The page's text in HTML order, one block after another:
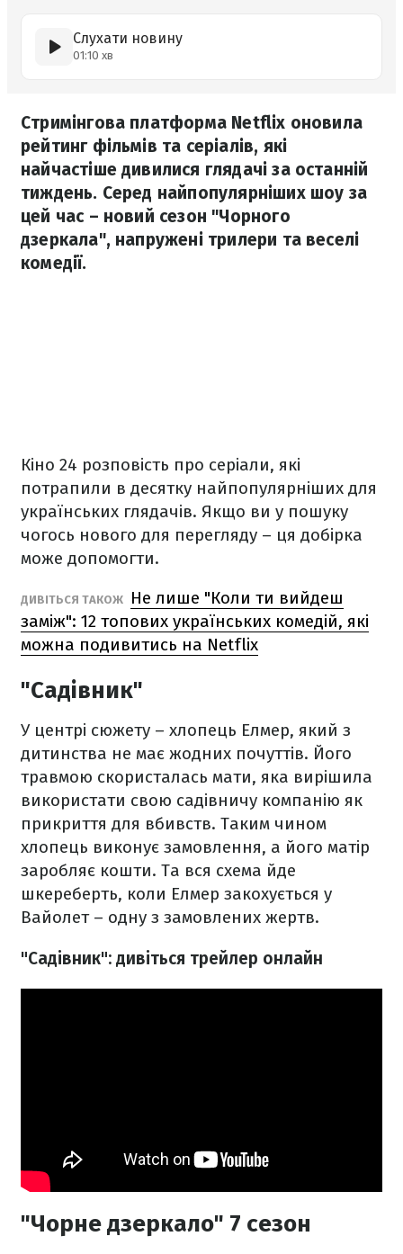
Слухати новину
01:10 хв
Стримінгова платформа Netflix оновила
рейтинг фільмів та серіалів, які
найчастіше дивилися глядачі за останній
тиждень. Серед найпопулярніших шоу за
цей час – новий сезон "Чорного
дзеркала", напружені трилери та веселі
комедії.
Кіно 24 розповість про серіали, які
потрапили в десятку найпопулярніших для
українських глядачів. Якщо ви у пошуку
чогось нового для перегляду – ця добірка
може допомогти.
ДИВІТЬСЯ ТАКОЖ
Не лише "Коли ти вийдеш
заміж": 12 топових українських комедій, які
можна подивитись на Netflix
"Садівник"
У центрі сюжету – хлопець Елмер, який з
дитинства не має жодних почуттів. Його
травмою скористалась мати, яка вирішила
використати свою садівничу компанію як
прикриття для вбивств. Таким чином
хлопець виконує замовлення, а його матір
заробляє кошти. Та вся схема йде
шкереберть, коли Елмер закохується у
Вайолет – одну з замовлених жертв.
"Садівник": дивіться трейлер онлайн
"Чорне дзеркало" 7 сезон